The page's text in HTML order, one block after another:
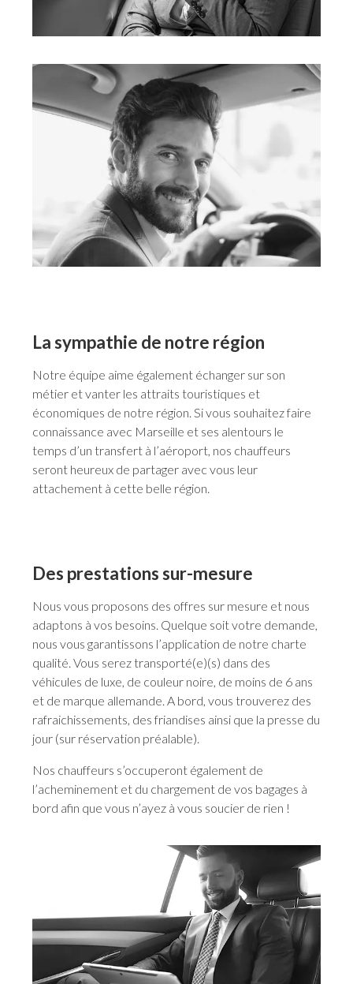
La sympathie de notre région
Notre équipe aime également échanger sur son
métier et vanter les attraits touristiques et
économiques de notre région. Si vous souhaitez faire
connaissance avec Marseille et ses alentours le
temps d’un transfert à l’aéroport, nos chauffeurs
seront heureux de partager avec vous leur
attachement à cette belle région.
Des prestations sur-mesure
Nous vous proposons des offres sur mesure et nous
adaptons à vos besoins. Quelque soit votre demande,
nous vous garantissons l’application de notre charte
qualité. Vous serez transporté(e)(s) dans des
véhicules de luxe, de couleur noire, de moins de 6 ans
et de marque allemande. A bord, vous trouverez des
rafraichissements, des friandises ainsi que la presse du
jour (sur réservation préalable).
Nos chauffeurs s’occuperont également de
l’acheminement et du chargement de vos bagages à
bord afin que vous n’ayez à vous soucier de rien !